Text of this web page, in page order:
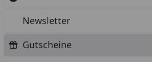
Newsletter
Gutscheine